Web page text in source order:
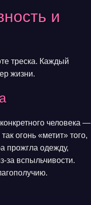
и
треска. Каждый
жизни.
человека —
огонь «метит» того,
прожгла одежду,
за вспыльчивости.